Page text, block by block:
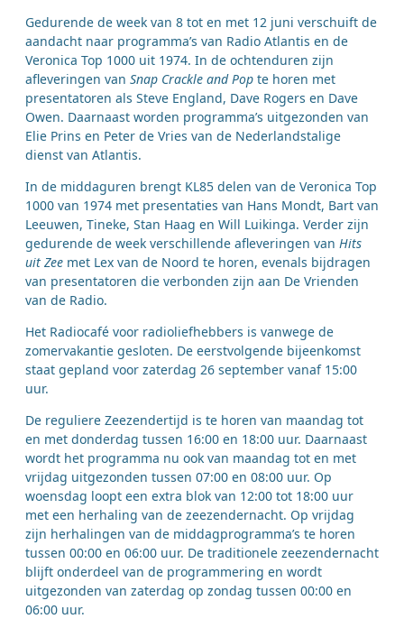
Gedurende de week van 8 tot en met 12 juni verschuift de
aandacht naar programma’s van Radio Atlantis en de
Veronica Top 1000 uit 1974. In de ochtenduren zijn
afleveringen van Snap Crackle and Pop te horen met
presentatoren als Steve England, Dave Rogers en Dave
Owen. Daarnaast worden programma’s uitgezonden van
Elie Prins en Peter de Vries van de Nederlandstalige
dienst van Atlantis.
In de middaguren brengt KL85 delen van de Veronica Top
1000 van 1974 met presentaties van Hans Mondt, Bart van
Leeuwen, Tineke, Stan Haag en Will Luikinga. Verder zijn
gedurende de week verschillende afleveringen van Hits
uit Zee met Lex van de Noord te horen, evenals bijdragen
van presentatoren die verbonden zijn aan De Vrienden
van de Radio.
Het Radiocafé voor radioliefhebbers is vanwege de
zomervakantie gesloten. De eerstvolgende bijeenkomst
staat gepland voor zaterdag 26 september vanaf 15:00
uur.
De reguliere Zeezendertijd is te horen van maandag tot
en met donderdag tussen 16:00 en 18:00 uur. Daarnaast
wordt het programma nu ook van maandag tot en met
vrijdag uitgezonden tussen 07:00 en 08:00 uur. Op
woensdag loopt een extra blok van 12:00 tot 18:00 uur
met een herhaling van de zeezendernacht. Op vrijdag
zijn herhalingen van de middagprogramma’s te horen
tussen 00:00 en 06:00 uur. De traditionele zeezendernacht
blijft onderdeel van de programmering en wordt
uitgezonden van zaterdag op zondag tussen 00:00 en
06:00 uur.